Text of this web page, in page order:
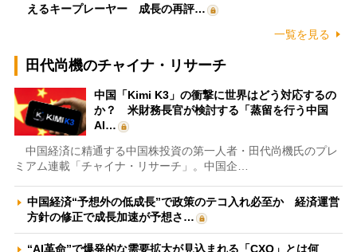
えるキープレーヤー 成長の再評…
一覧を見る
田代尚機のチャイナ・リサーチ
中国「Kimi K3」の衝撃に世界はどう対応するの
か？ 米財務長官が検討する「蒸留を行う中国
AI…
中国経済に精通する中国株投資の第一人者・田代尚機氏のプレ
ミアム連載「チャイナ・リサーチ」。中国企…
中国経済“予想外の低成長”で政策のテコ入れ必至か 経済運営
方針の修正で成長加速が予想さ…
“AI革命”で爆発的な需要拡大が見込まれる「CXO」とは何